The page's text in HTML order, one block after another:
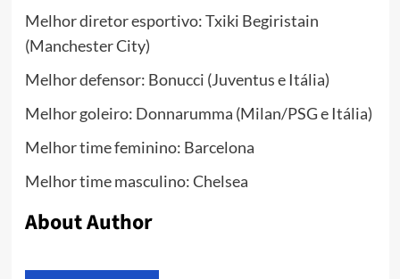
Melhor diretor esportivo: Txiki Begiristain
(Manchester City)
Melhor defensor: Bonucci (Juventus e Itália)
Melhor goleiro: Donnarumma (Milan/PSG e Itália)
Melhor time feminino: Barcelona
Melhor time masculino: Chelsea
About Author